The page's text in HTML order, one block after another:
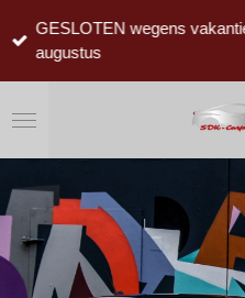
direct
hoofdinhoud
GESLOTEN wegens
augustus